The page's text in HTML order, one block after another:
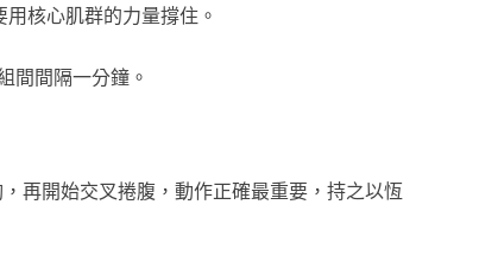
核心肌群的力量撐住。
間間隔一分鐘。
再開始交叉捲腹，動作正確最重要，持之以恆